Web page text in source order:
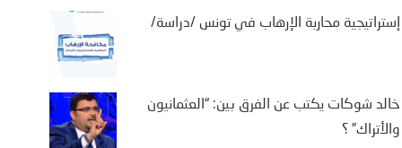
خليفة بن سالم يكتب: “من
إستراتيجية محاربة الإرهاب في تونس /دراسة/
خالد شوكات يكتب عن الفرق بين: “العثمانيون
والأتراك” ؟